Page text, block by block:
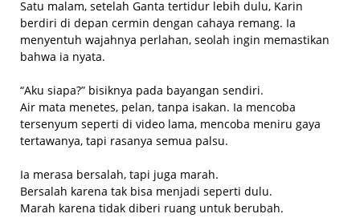
Satu malam, setelah Ganta tertidur lebih dulu, Karin
berdiri di depan cermin dengan cahaya remang. Ia
menyentuh wajahnya perlahan, seolah ingin memastikan
bahwa ia nyata.
“Aku siapa?” bisiknya pada bayangan sendiri.
Air mata menetes, pelan, tanpa isakan. Ia mencoba
tersenyum seperti di video lama, mencoba meniru gaya
tertawanya, tapi rasanya semua palsu.
Ia merasa bersalah, tapi juga marah.
Bersalah karena tak bisa menjadi seperti dulu.
Marah karena tidak diberi ruang untuk berubah.